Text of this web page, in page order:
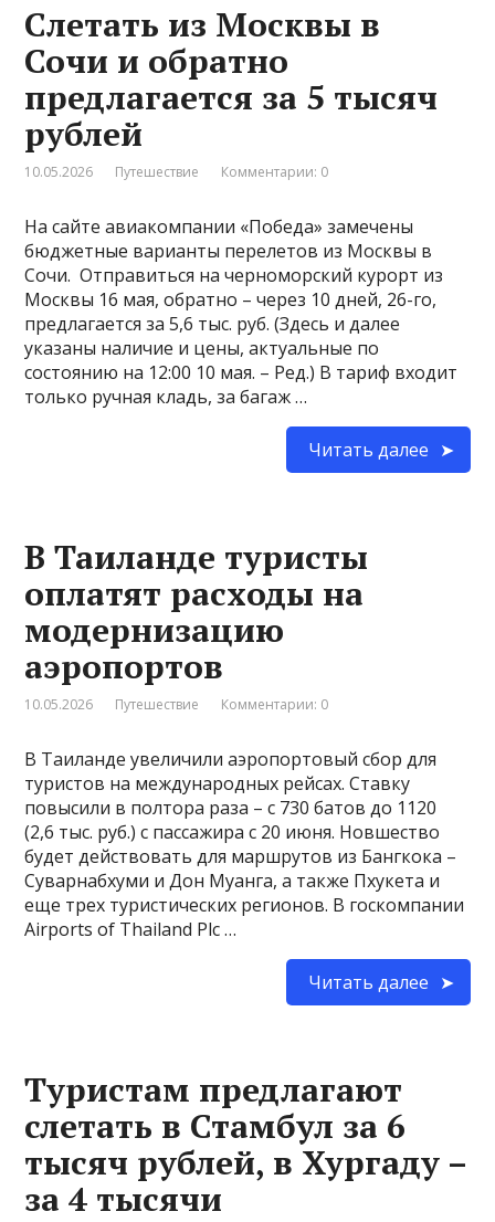
Слетать из Москвы в
Сочи и обратно
предлагается за 5 тысяч
рублей
10.05.2026 Путешествие Комментарии: 0
На сайте авиакомпании «Победа» замечены
бюджетные варианты перелетов из Москвы в
Сочи. Отправиться на черноморский курорт из
Москвы 16 мая, обратно – через 10 дней, 26-го,
предлагается за 5,6 тыс. руб. (Здесь и далее
указаны наличие и цены, актуальные по
состоянию на 12:00 10 мая. – Ред.) В тариф входит
только ручная кладь, за багаж …
Читать далее
В Таиланде туристы
оплатят расходы на
модернизацию
аэропортов
10.05.2026 Путешествие Комментарии: 0
В Таиланде увеличили аэропортовый сбор для
туристов на международных рейсах. Ставку
повысили в полтора раза – с 730 батов до 1120
(2,6 тыс. руб.) с пассажира с 20 июня. Новшество
будет действовать для маршрутов из Бангкока –
Суварнабхуми и Дон Муанга, а также Пхукета и
еще трех туристических регионов. В госкомпании
Airports of Thailand Plc …
Читать далее
Туристам предлагают
слетать в Стамбул за 6
тысяч рублей, в Хургаду –
за 4 тысячи